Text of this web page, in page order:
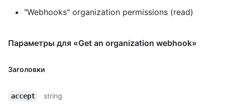
"Webhooks" organization permissions (read)
Параметры для «Get an organization webhook»
Заголовки
accept
string